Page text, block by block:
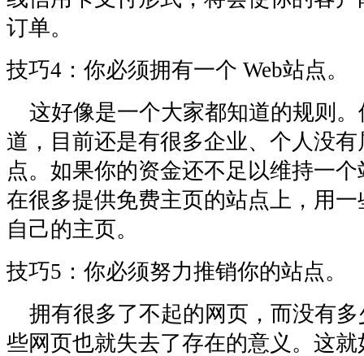
订单。
技巧4：你必须拥有一个 Web站点。
这好像是一个大家都知道的规则。
道，目前还是有很多企业、个人没有
点。如果你的资金还不足以维持一
在很多提供免费主页的站点上，用
自己的主页。
技巧5：你必须努力推销你的站点。
拥有很多了不起的网页，而没有多
些网页也就失去了存在的意义。这